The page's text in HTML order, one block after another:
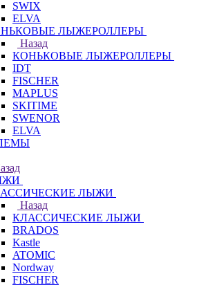
SWIX
ELVA
ЛЫЖЕРОЛЛЕРЫ
Назад
КОНЬКОВЫЕ ЛЫЖЕРОЛЛЕРЫ
IDT
FISCHER
MAPLUS
SKITIME
SWENOR
ELVA
ЛЫЖИ
Назад
КЛАССИЧЕСКИЕ ЛЫЖИ
BRADOS
Kastle
ATOMIC
Nordway
FISCHER